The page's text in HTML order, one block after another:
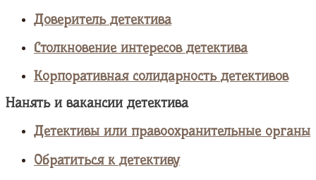
Доверитель детектива
Столкновение интересов детектива
Корпоративная солидарность детективов
Нанять и вакансии детектива
Детективы или правоохранительные органы
Обратиться к детективу